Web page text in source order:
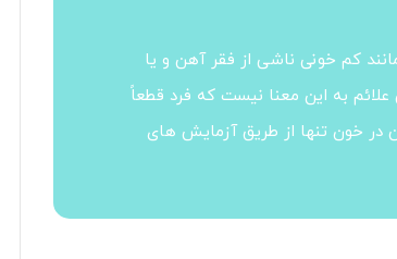
کم خونی ناشی از فقر آهن و یا
به این معنا نیست که فرد قطعاً
خون تنها از طریق آزمایش های